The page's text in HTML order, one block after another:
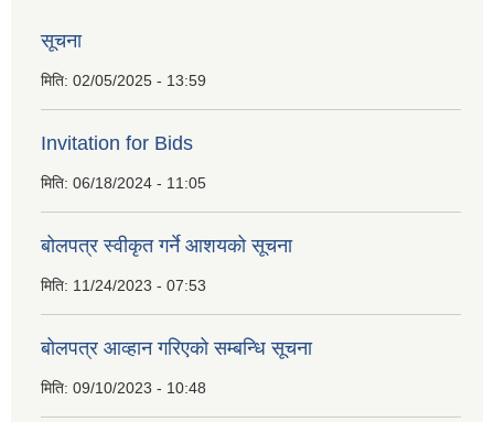
सूचना
मिति: 02/05/2025 - 13:59
Invitation for Bids
मिति: 06/18/2024 - 11:05
बोलपत्र स्वीकृत गर्ने आशयको सूचना
मिति: 11/24/2023 - 07:53
बोलपत्र आव्हान गरिएको सम्बन्धि सूचना
मिति: 09/10/2023 - 10:48